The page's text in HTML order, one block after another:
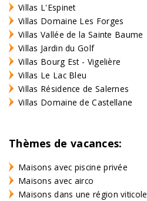
Villas L'Espinet
Villas Domaine Les Forges
Villas Vallée de la Sainte Baume
Villas Jardin du Golf
Villas Bourg Est - Vigelière
Villas Le Lac Bleu
Villas Résidence de Salernes
Villas Domaine de Castellane
Thèmes de vacances:
Maisons avec piscine privée
Maisons avec airco
Maisons dans une région viticole